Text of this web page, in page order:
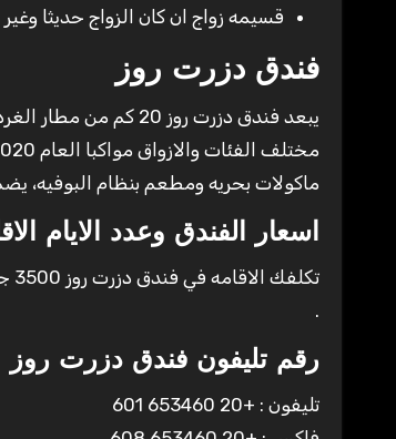
قسيمه زواج ان كان الزواج حديثا
فندق دزرت روز
يبعد فندق دزرت
ماكولات بحريه ومطعم بنظام البوفيه، يضم 3 حمامات سباحه واخر للاطفال وشاطيء
اسعار الفندق وعدد الايام
.
رقم تليفون فندق دزرت روز
تليفون : +20 653460 601